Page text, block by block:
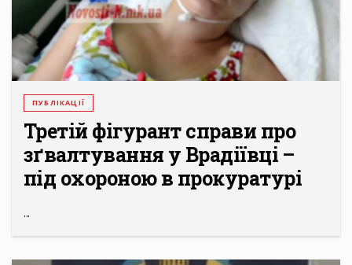
ПУБЛІКАЦІЇ
Третій фігурант справи про
зґвалтування у Врадіївці –
під охороною в прокуратурі
...